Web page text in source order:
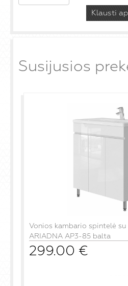
Klausti
Susijusios
Vonios kambario spintelė
ARIADNA AP3-85 balta
299.00 €